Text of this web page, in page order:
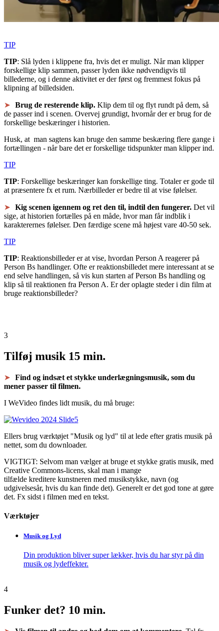
TIP
TIP: Slå lyden i klippene fra, hvis det er muligt. Når man klipper
forskellige klip sammen, passer lyden ikke nødvendigvis til
billederne, og i denne aktivitet er der først og fremmest fokus på
klipning af billedsiden.
Brug de resterende klip. Klip dem til og flyt rundt på dem, så
de passer ind i scenen. Overvej grundigt, hvornår der er brug for de
forskellige beskæringer i historien.
Husk, at man sagtens kan bruge den samme beskæring flere gange i
fortællingen - når bare det er forskellige tidspunkter man klipper ind.
TIP
TIP: Forskellige beskæringer kan forskellige ting. Totaler er gode til
at præsentere fx et rum. Nærbilleder er bedre til at vise følelser.
Kig scenen igennem og ret den til, indtil den fungerer. Det vil
sige, at historien fortælles på en måde, hvor man får indblik i
karakterernes følelser. Den færdige scene må højest vare 40-50 sek.
TIP
TIP: Reaktionsbilleder er at vise, hvordan Person A reagerer på
Person Bs handlinger. Ofte er reaktionsbilledet mere interessant at se
end selve handlingen, så vis kun starten af Person Bs handling og
klip så til reaktionen fra Person A. Er der oplagte steder i din film at
bruge reaktionsbilleder?
3
Tilføj musik 15 min.
Find og indsæt et stykke underlægningsmusik, som du
mener passer til filmen.
I WeVideo findes lidt musik, du må bruge:
Ellers brug værktøjet "Musik og lyd" til at lede efter gratis musik på
nettet, som du downloader.
VIGTIGT: Selvom man vælger at bruge et stykke gratis musik, med
Creative Commons-licens, skal man i mange
tilfælde kreditere kunstneren med musikstykke, navn (og
udgivelsesår, hvis du kan finde det). Generelt er det god tone at gøre
det. Fx sidst i filmen med en tekst.
Værktøjer
Musik og Lyd
Din produktion bliver super lækker, hvis du har styr på din
musik og lydeffekter.
4
Funker det? 10 min.